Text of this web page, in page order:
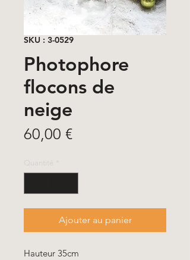
SKU : 3-0529
Photophore
flocons de
neige
60,00 €Prix
Quantité
Ajouter au panier
Hauteur 35cm